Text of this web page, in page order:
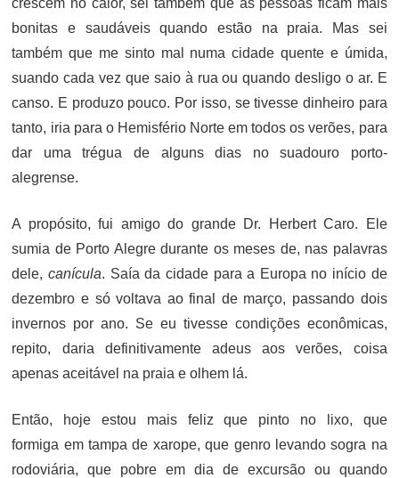
crescem no calor, sei também que as pessoas ficam mais
bonitas e saudáveis quando estão na praia. Mas sei
também que me sinto mal numa cidade quente e úmida,
suando cada vez que saio à rua ou quando desligo o ar. E
canso. E produzo pouco. Por isso, se tivesse dinheiro para
tanto, iria para o Hemisfério Norte em todos os verões, para
dar uma trégua de alguns dias no suadouro porto-
alegrense.
A propósito, fui amigo do grande Dr. Herbert Caro. Ele
sumia de Porto Alegre durante os meses de, nas palavras
dele,canícula. Saía da cidade para a Europa no início de
dezembro e só voltava ao final de março, passando dois
invernos por ano. Se eu tivesse condições econômicas,
repito, daria definitivamente adeus aos verões, coisa
apenas aceitável na praia e olhem lá.
Então, hoje estou mais feliz que pinto no lixo, que
formiga em tampa de xarope, que genro levando sogra na
rodoviária, que pobre em dia de excursão ou quando